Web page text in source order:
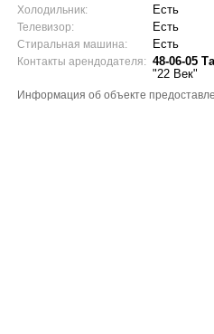
Холодильник:
Есть
Телевизор:
Есть
Стиральная машина:
Есть
Контакты арендодателя: 48-06-05
"22 Век"
Информация об объекте